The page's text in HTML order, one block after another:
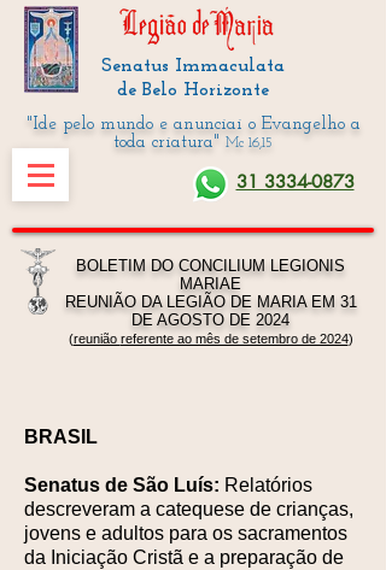
Senatus Immaculata
de Belo Horizonte
"Ide pelo mundo e anunciai o Evangelho a
toda criatura" Mc 16,15
31 3334-0873
BOLETIM DO CONCILIUM LEGIONIS
MARIAE
REUNIÃO DA LEGIÃO DE MARIA EM 31
DE AGOSTO DE 2024
(reunião referente ao mês de setembro de 2024)
BRASIL
Senatus de São Luís: Relatórios
descreveram a catequese de crianças,
jovens e adultos para os sacramentos
da Iniciação Cristã e a preparação de